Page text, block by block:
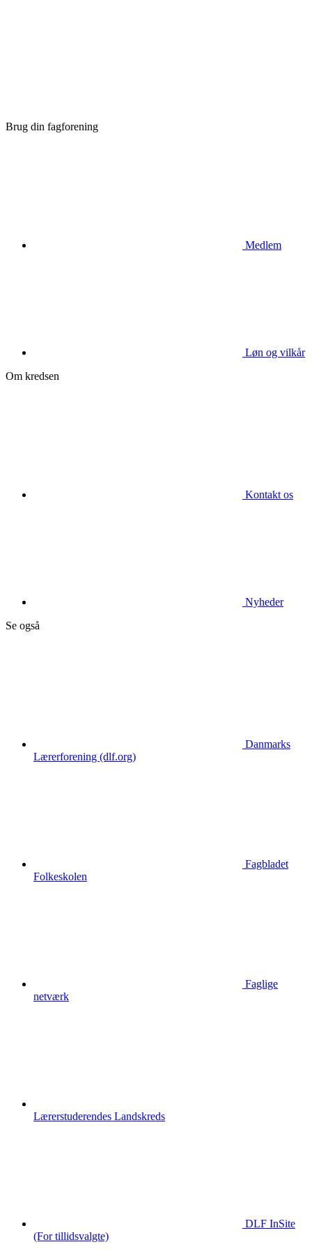
Brug din fagforening
Medlem
Løn og vilkår
Om kredsen
Kontakt os
Nyheder
Se også
Danmarks
Lærerforening (dlf.org)
Fagbladet
Folkeskolen
Faglige
netværk
Lærerstuderendes Landskreds
DLF InSite
(For tillidsvalgte)